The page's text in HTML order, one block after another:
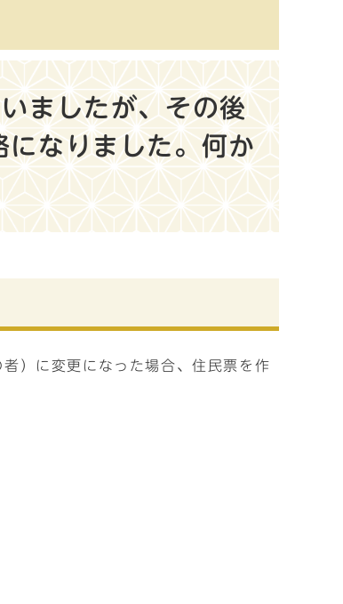
ましたが、その後
なりました。何か
）に変更になった場合、住民票を作